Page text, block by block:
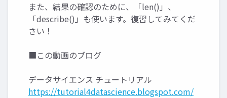
また、結果の確認のために、「len()」、
「describe()」も使います。復習してみてくだ
さい！
■この動画のブログ
データサイエンス チュートリアル
https://tutorial4datascience.blogspot.com/